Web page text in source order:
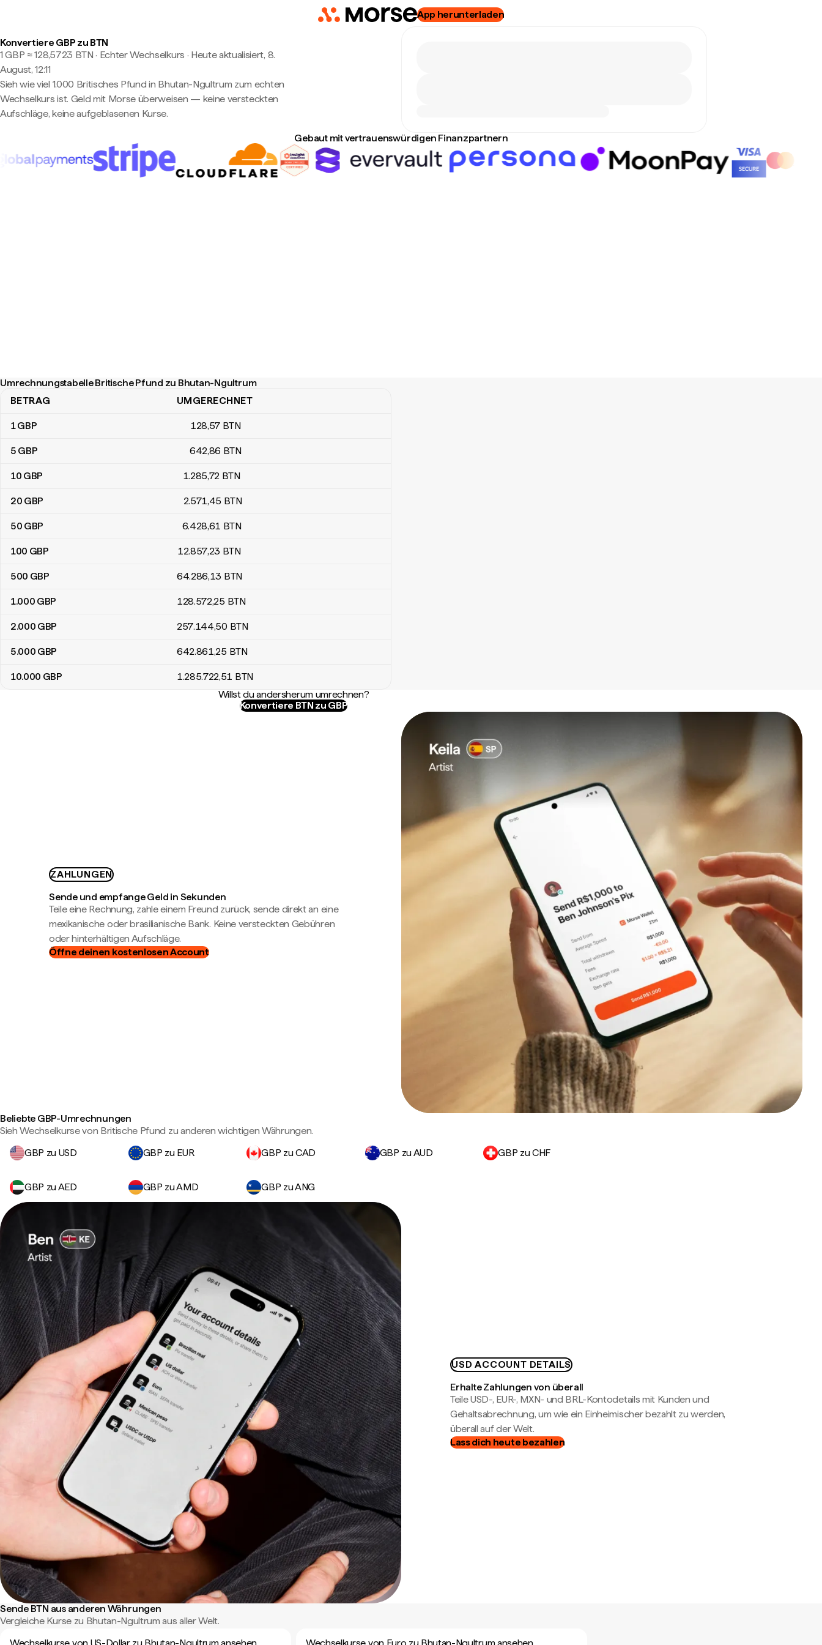
App herunterladen
Konvertiere GBP zu BTN
1 GBP ≈ 128,5723 BTN · Echter Wechselkurs · Heute aktualisiert, 8.
August, 12:11
Sieh wie viel 1.000 Britisches Pfund in Bhutan-Ngultrum zum echten
Wechselkurs ist. Geld mit Morse überweisen — keine versteckten
Aufschläge, keine aufgeblasenen Kurse.
Gebaut mit vertrauenswürdigen Finanzpartnern
Umrechnungstabelle Britische Pfund zu Bhutan-Ngultrum
Umrechnungstabelle Britische Pfund zu Bhutan-Ngultrum
BETRAG UMGERECHNET
1GBP 128,57 BTN
5 GBP 642,86 BTN
10 GBP 1.285,72 BTN
20 GBP 2.571,45 BTN
50 GBP 6.428,61 BTN
100 GBP 12.857,23 BTN
500 GBP 64.286,13 BTN
1.000 GBP 128.572,25 BTN
2.000 GBP 257.144,50 BTN
5.000 GBP 642.861,25 BTN
10.000 GBP 1.285.722,51 BTN
Willst du andersherum umrechnen?
Konvertiere BTN zu GBP
ZAHLUNGEN
Sende und empfange Geld in Sekunden
Teile eine Rechnung, zahle einem Freund zurück, sende direkt an eine
mexikanische oder brasilianische Bank. Keine versteckten Gebühren
oder hinterhältigen Aufschläge.
Öffne deinen kostenlosen Account
Beliebte GBP-Umrechnungen
Sieh Wechselkurse von Britische Pfund zu anderen wichtigen Währungen.
GBP zu USD
GBP zu EUR GBP zu CAD GBP zu AUD GBP zu CHF
GBP zu AED GBP zu AMD GBP zu ANG
USD ACCOUNT DETAILS
Erhalte Zahlungen von überall
Teile USD-, EUR-, MXN- und BRL-Kontodetails mit Kunden und
Gehaltsabrechnung, um wie ein Einheimischer bezahlt zu werden,
überall auf der Welt.
Lass dich heute bezahlen
Sende BTN aus anderen Währungen
Vergleiche Kurse zu Bhutan-Ngultrum aus aller Welt.